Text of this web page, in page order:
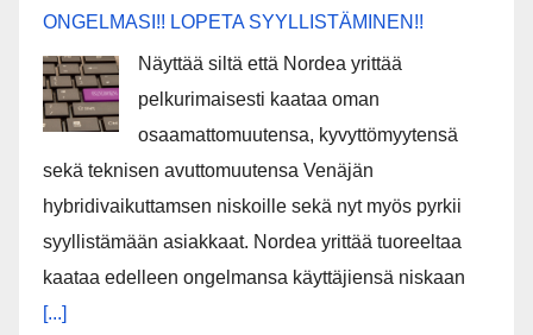
ONGELMASI!! LOPETA SYYLLISTÄMINEN!!
Näyttää siltä että Nordea yrittää
pelkurimaisesti kaataa oman
osaamattomuutensa, kyvyttömyytensä
sekä teknisen avuttomuutensa Venäjän
hybridivaikuttamsen niskoille sekä nyt myös pyrkii
syyllistämään asiakkaat. Nordea yrittää tuoreeltaa
kaataa edelleen ongelmansa käyttäjiensä niskaan
[...]